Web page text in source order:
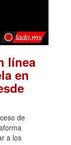
línea
en
de
a los